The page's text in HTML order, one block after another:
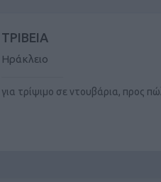
ΤΡΙΒΕΙΑ
Ηράκλειο
για τρίψιμο σε ντουβάρια, προς